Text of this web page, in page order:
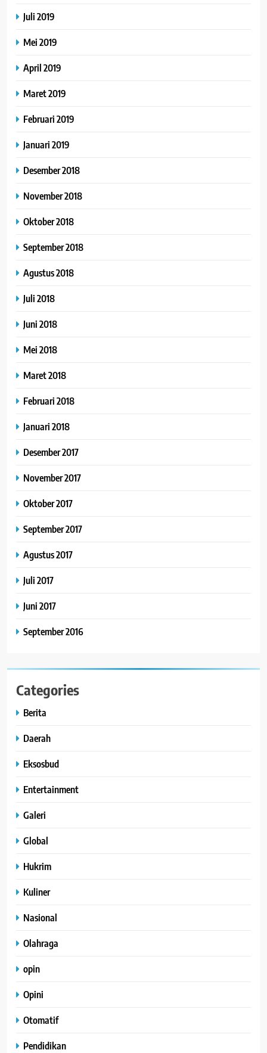
Juli 2019
Mei 2019
April 2019
Maret 2019
Februari 2019
Januari 2019
Desember 2018
November 2018
Oktober 2018
September 2018
Agustus 2018
Juli 2018
Juni 2018
Mei 2018
Maret 2018
Februari 2018
Januari 2018
Desember 2017
November 2017
Oktober 2017
September 2017
Agustus 2017
Juli 2017
Juni 2017
September 2016
Categories
Berita
Daerah
Eksosbud
Entertainment
Galeri
Global
Hukrim
Kuliner
Nasional
Olahraga
opin
Opini
Otomatif
Pendidikan